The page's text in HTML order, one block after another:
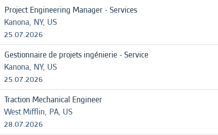
Project Engineering Manager - Services
Kanona, NY, US
25.07.2026
Gestionnaire de projets ingénierie - Service
Kanona, NY, US
25.07.2026
Traction Mechanical Engineer
West Mifflin, PA, US
28.07.2026